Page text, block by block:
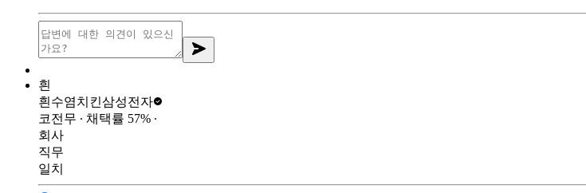
흰
흰수염치킨삼성전자
코전무 ∙ 채택률 57% ∙
회사
직무
일치